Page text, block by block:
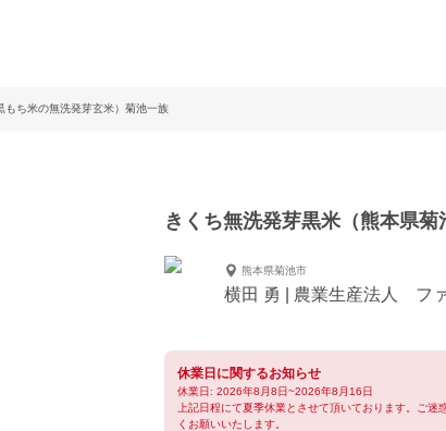
もち米の無洗発芽玄米）菊池一族
きくち無洗発芽黒米（熊本県
熊本県菊池市
横田 勇 | 農業生産法人 フ
休業日に関するお知らせ
休業日: 2026年8月8日~2026年8月16日
上記日程にて夏季休業とさせて頂いております。ご
くお願いいたします。